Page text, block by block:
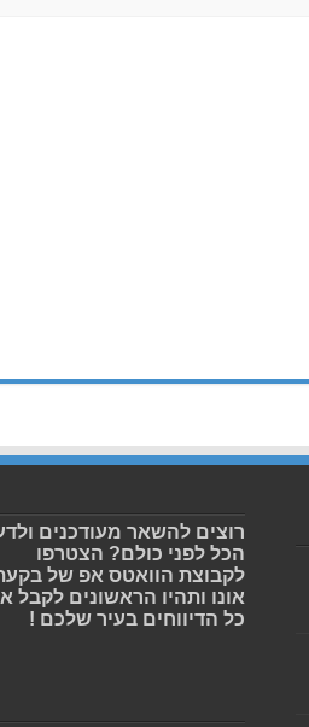
רוצים להשאר מעודכנים
הכל לפני כולם? הצטרפו
לקבוצת הוואטס אפ של
אונו ותהיו הראשונים לקבל
כל הדיווחים בעיר שלכם !